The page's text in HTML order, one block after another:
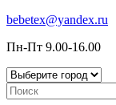
bebetex@yandex.ru
Пн-Пт 9.00-16.00